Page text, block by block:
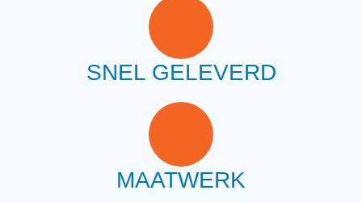
SNEL GELEVERD
MAATWERK